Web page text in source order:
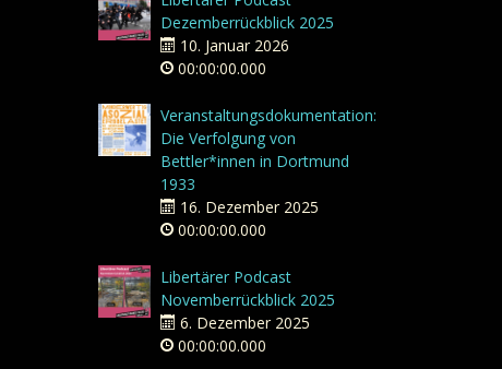
Dezemberrückblick 2025
10. Januar 2026
00:00:00.000
Veranstaltungsdokumentation:
Die Verfolgung von
Bettler*innen in Dortmund
1933
16. Dezember 2025
00:00:00.000
Libertärer Podcast
Novemberrückblick 2025
6. Dezember 2025
00:00:00.000